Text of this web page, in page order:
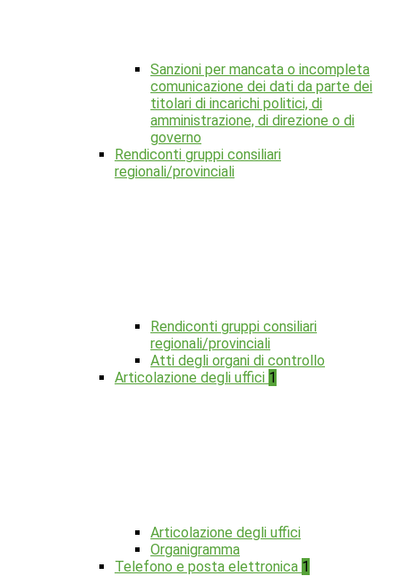
Sanzioni per mancata o incompleta
comunicazione dei dati da parte dei
titolari di incarichi politici, di
amministrazione, di direzione o di
governo
Rendiconti gruppi consiliari
regionali/provinciali
Rendiconti gruppi consiliari
regionali/provinciali
Atti degli organi di controllo
Articolazione degli uffici 1
Articolazione degli uffici
Organigramma
Telefono e posta elettronica 1